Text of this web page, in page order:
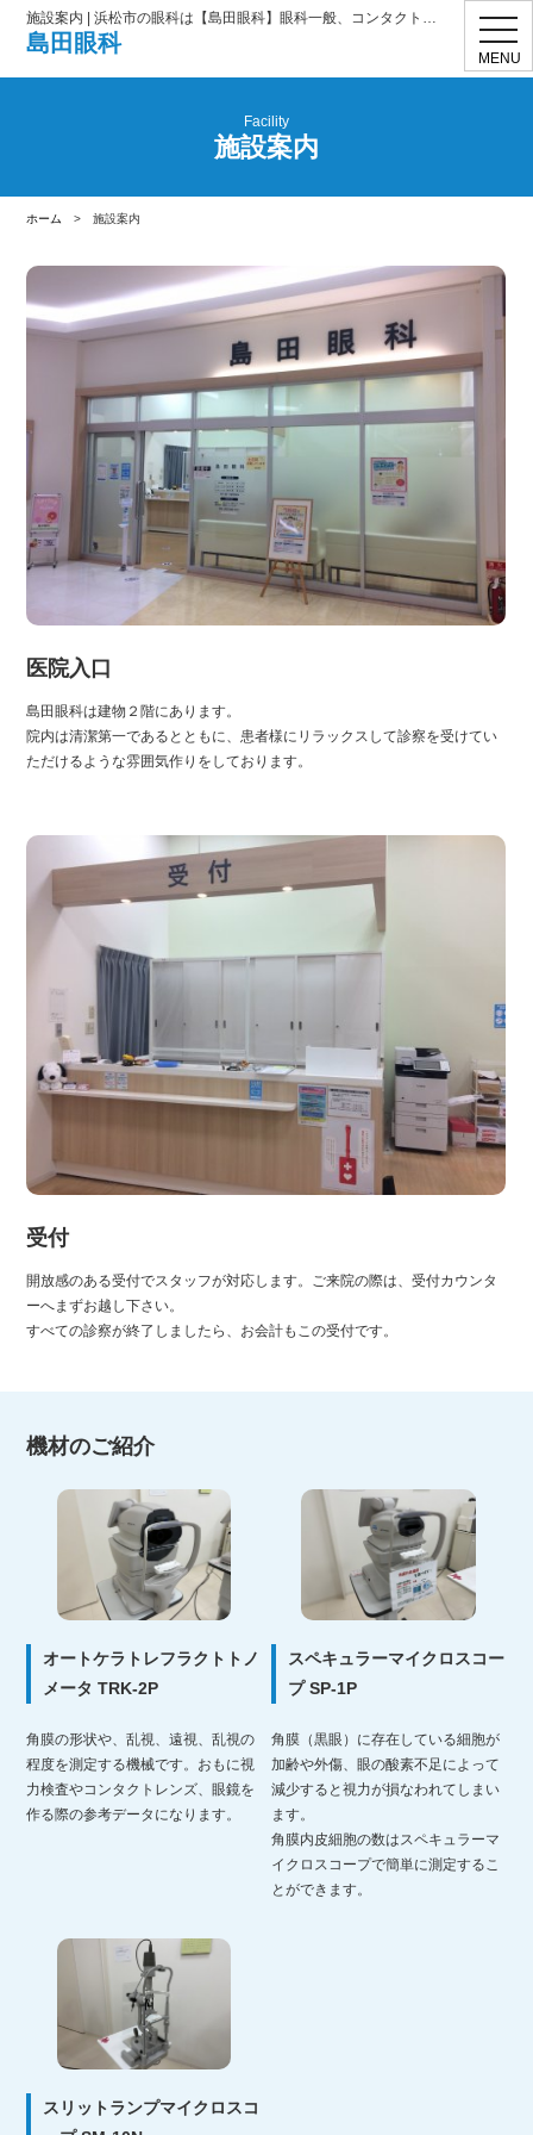
MENU
施設案内 | 浜松市の眼科は【島田眼科】眼科一般、コンタクト処方
島田眼科
Facility
施設案内
ホーム > 施設案内
医院入口
島田眼科は建物２階にあります。
院内は清潔第一であるとともに、患者様にリラックスして診察を受けてい
ただけるような雰囲気作りをしております。
受付
開放感のある受付でスタッフが対応します。ご来院の際は、受付カウンタ
ーへまずお越し下さい。
すべての診察が終了しましたら、お会計もこの受付です。
機材のご紹介
オートケラトレフラクトトノ
メータ TRK-2P
角膜の形状や、乱視、遠視、乱視の
程度を測定する機械です。おもに視
力検査やコンタクトレンズ、眼鏡を
作る際の参考データになります。
スペキュラーマイクロスコー
プ SP-1P
角膜（黒眼）に存在している細胞が
加齢や外傷、眼の酸素不足によって
減少すると視力が損なわれてしまい
ます。
角膜内皮細胞の数はスペキュラーマ
イクロスコープで簡単に測定するこ
とができます。
スリットランプマイクロスコ